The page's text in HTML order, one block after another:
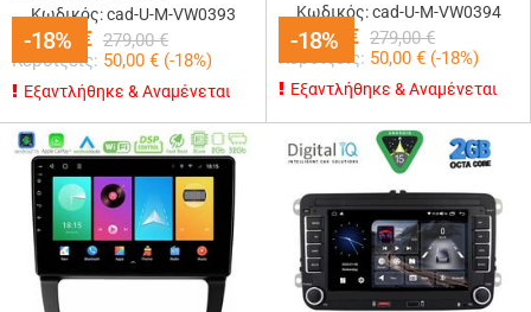
-18%
Κωδικός: cad-U-M-VW0393
229,00 € 279,00 €
Κερδίζεις: 50,00 € (-18%)
-18%
Εξαντλήθηκε & Αναμένεται
-18%
Κωδικός: cad-U-M-VW0394
229,00 € 279,00 €
Κερδίζεις: 50,00 € (-18%)
-18%
Εξαντλήθηκε & Αναμένεται